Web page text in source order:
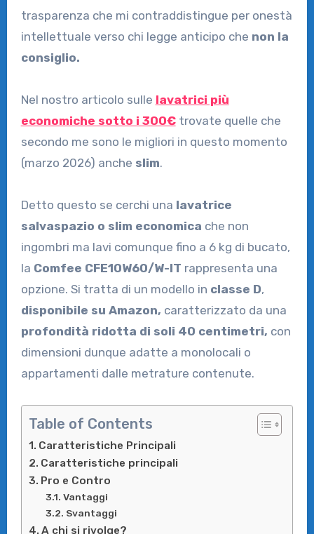
trasparenza che mi contraddistingue per onestà
intellettuale verso chi legge anticipo che non la
consiglio.
Nel nostro articolo sulle lavatrici più
economiche sotto i 300€trovate quelle che
secondo me sono le migliori in questo momento
(marzo 2026) anche slim.
Detto questo se cerchi una lavatrice
salvaspazio o slim economica che non
ingombri ma lavi comunque fino a 6 kg di bucato,
la Comfee CFE10W60/W-IT rappresenta una
opzione. Si tratta di un modello in classe D,
disponibile su Amazon, caratterizzato da una
profondità ridotta di soli 40 centimetri, con
dimensioni dunque adatte a monolocali o
appartamenti dalle metrature contenute.
Table of Contents
Caratteristiche Principali
Caratteristiche principali
Pro e Contro
Vantaggi
Svantaggi
A chi si rivolge?